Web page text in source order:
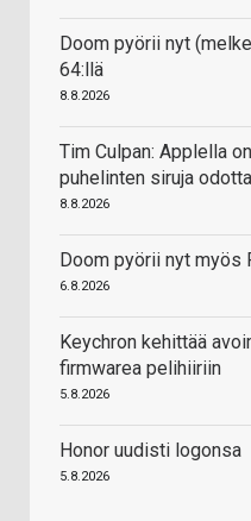
Doom pyörii nyt
64:llä
8.8.2026
Tim Culpan: Applella
puhelinten siruja
8.8.2026
Doom pyörii nyt myös
6.8.2026
Keychron kehittää
firmwarea pelihiiriin
5.8.2026
Honor uudisti logonsa
5.8.2026